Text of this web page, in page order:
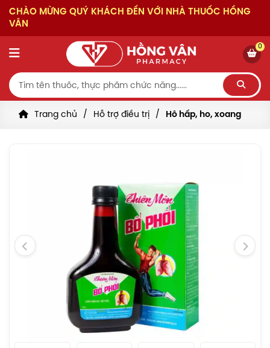
CHÀO MỪNG QUÝ KHÁCH ĐẾN VỚI NHÀ THUỐC HỒNG
VÂN
0
Trang chủ Hỗ trợ điều trị Hô hấp, ho, xoang